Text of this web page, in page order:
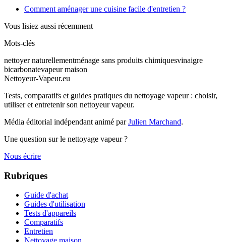
Comment aménager une cuisine facile d'entretien ?
Vous lisiez aussi récemment
Mots-clés
nettoyer naturellementménage sans produits chimiquesvinaigre
bicarbonatevapeur maison
Nettoyeur-Vapeur.eu
Tests, comparatifs et guides pratiques du nettoyage vapeur : choisir,
utiliser et entretenir son nettoyeur vapeur.
Média éditorial indépendant animé parJulien Marchand.
Une question sur le nettoyage vapeur ?
Nous écrire
Rubriques
Guide d'achat
Guides d'utilisation
Tests d'appareils
Comparatifs
Entretien